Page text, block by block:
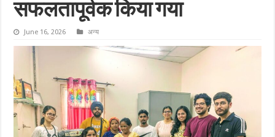
सफलतापूर्वक किया गया
June 16, 2026 अन्य